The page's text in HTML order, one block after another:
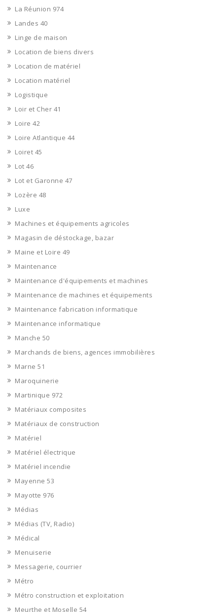
La Réunion 974
Landes 40
Linge de maison
Location de biens divers
Location de matériel
Location matériel
Logistique
Loir et Cher 41
Loire 42
Loire Atlantique 44
Loiret 45
Lot 46
Lot et Garonne 47
Lozère 48
Luxe
Machines et équipements agricoles
Magasin de déstockage, bazar
Maine et Loire 49
Maintenance
Maintenance d'équipements et machines
Maintenance de machines et équipements
Maintenance fabrication informatique
Maintenance informatique
Manche 50
Marchands de biens, agences immobilières
Marne 51
Maroquinerie
Martinique 972
Matériaux composites
Matériaux de construction
Matériel
Matériel électrique
Matériel incendie
Mayenne 53
Mayotte 976
Médias
Médias (TV, Radio)
Médical
Menuiserie
Messagerie, courrier
Métro
Métro construction et exploitation
Meurthe et Moselle 54